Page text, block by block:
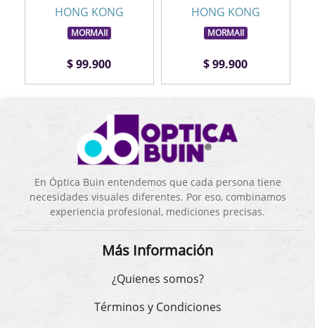
HONG KONG
MORMAII
$ 99.900
HONG KONG
MORMAII
$ 99.900
En Óptica Buin entendemos que cada persona tiene
necesidades visuales diferentes. Por eso, combinamos
experiencia profesional, mediciones precisas.
Más Información
¿Quienes somos?
Términos y Condiciones